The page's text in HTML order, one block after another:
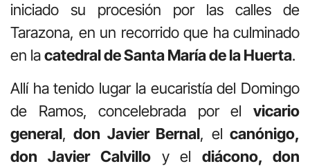
iniciado su procesión por las calles de
Tarazona, en un recorrido que ha culminado
en lacatedral de Santa María de la Huerta.
Allí ha tenido lugar la eucaristía del Domingo
de Ramos, concelebrada por el vicario
general,don Javier Bernal, elcanónigo,
don Javier Calvilloy eldiácono, don